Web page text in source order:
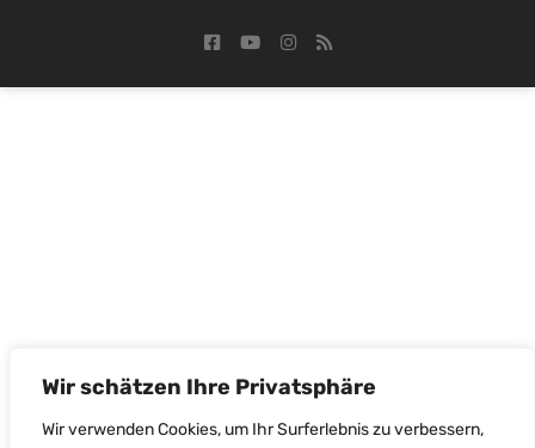
Wir schätzen Ihre Privatsphäre
Wir verwenden Cookies, um Ihr Surferlebnis zu verbessern,